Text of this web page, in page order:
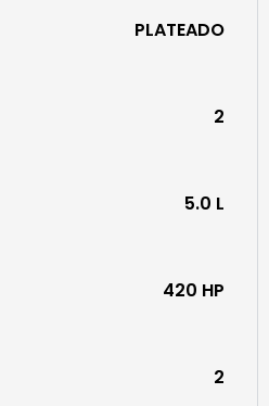
PLATEADO
2
5.0 L
420 HP
2